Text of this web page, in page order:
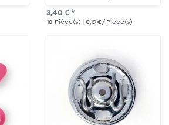
10mm - 18 pièces
3,40 € *
18 Pièce(s) | 0,19 € / Pièce(s)